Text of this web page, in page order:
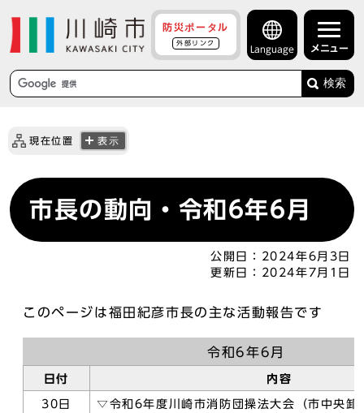
防災ポータル
外部リンク
Language メニュー
検索
現在位置 表示
市長の動向・令和6年6月
公開日：
2024年6月3日
更新日：
2024年7月1日
このページは福田紀彦市長の主な活動報告です
令和6年6月
日付 内容
30日
▽令和6年度川崎市消防団操法大会（市中央卸